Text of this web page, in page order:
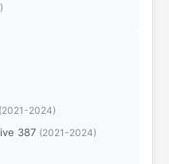
(2021-2024)
387 (2021-2024)